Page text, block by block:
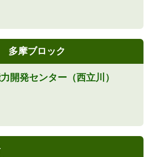
多摩ブロック
開発センター（西立川）